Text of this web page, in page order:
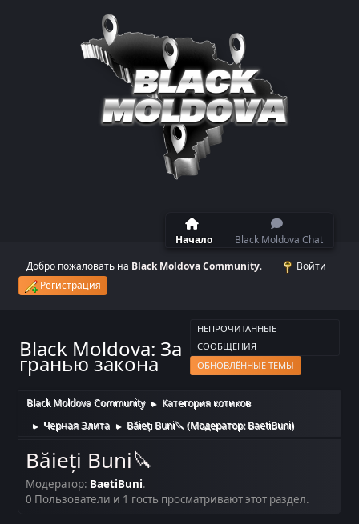
Начало
Black Moldova Chat
Добро пожаловать на Black Moldova Community.
Войти
Регистрация
Black Moldova: За
гранью закона
НЕПРОЧИТАННЫЕ
СООБЩЕНИЯ
ОБНОВЛЁННЫЕ ТЕМЫ
Black Moldova Community ► Категория котиков
► Черная Элита ► Băieți Buni🔪 (Модератор:BaetiBuni)
Băieți Buni🔪
Модератор: BaetiBuni.
0 Пользователи и 1 гость просматривают этот раздел.